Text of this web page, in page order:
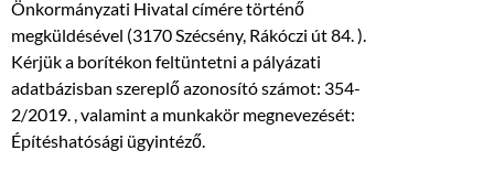
Önkormányzati Hivatal címére történő
megküldésével (3170 Szécsény, Rákóczi út 84. ).
Kérjük a borítékon feltüntetni a pályázati
adatbázisban szereplő azonosító számot: 354-
2/2019. , valamint a munkakör megnevezését:
Építéshatósági ügyintéző.